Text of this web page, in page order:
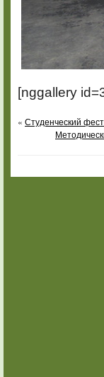
[nggallery
« Студенческий